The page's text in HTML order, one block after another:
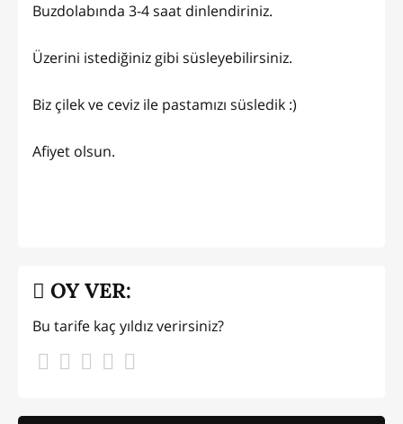
Buzdolabında 3-4 saat dinlendiriniz.
Üzerini istediğiniz gibi süsleyebilirsiniz.
Biz çilek ve ceviz ile pastamızı süsledik :)
Afiyet olsun.
OY VER:
Bu tarife kaç yıldız verirsiniz?